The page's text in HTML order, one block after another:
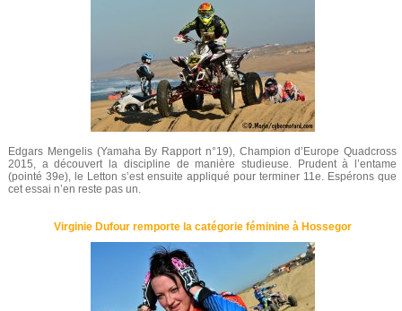
Edgars Mengelis (Yamaha By Rapport n°19), Champion d’Europe Quadcross
2015, a découvert la discipline de manière studieuse. Prudent à l’entame
(pointé 39e), le Letton s’est ensuite appliqué pour terminer 11e. Espérons que
cet essai n’en reste pas un.
Virginie Dufour remporte la catégorie féminine à Hossegor